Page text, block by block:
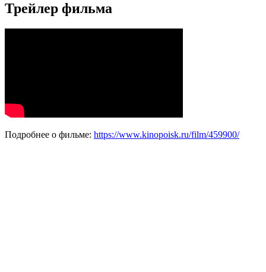
Трейлер фильма
Подробнее о фильме: https://www.kinopoisk.ru/film/459900/